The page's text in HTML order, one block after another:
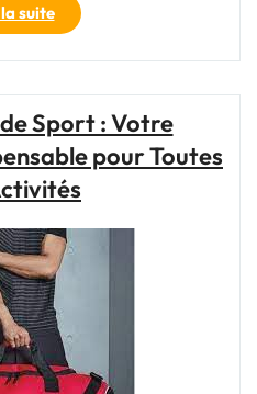
suite"Sac
de
Sport
Votre
Allié
Indispensable
Pour
Toutes
Vos
Activités
Physiques"
Sport : Votre
pour Toutes